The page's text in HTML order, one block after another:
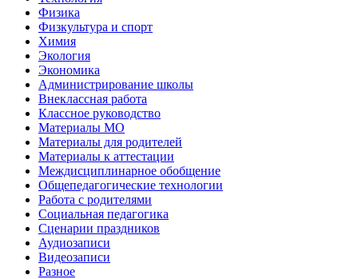
Физика
Физкультура и спорт
Химия
Экология
Экономика
Администрирование школы
Внеклассная работа
Классное руководство
Материалы МО
Материалы для родителей
Материалы к аттестации
Междисциплинарное обобщение
Общепедагогические технологии
Работа с родителями
Социальная педагогика
Сценарии праздников
Аудиозаписи
Видеозаписи
Разное